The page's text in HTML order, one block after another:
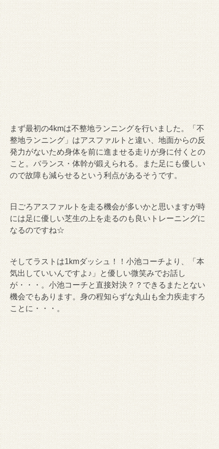
まず最初の4kmは不整地ランニングを行いました。「不
整地ランニング」はアスファルトと違い、地面からの反
発力がないため身体を前に進ませる走りが身に付くとの
こと。バランス・体幹が鍛えられる。また足にも優しい
ので故障も減らせるという利点があるそうです。
日ごろアスファルトを走る機会が多いかと思いますが時
には足に優しい芝生の上を走るのも良いトレーニングに
なるのですね☆
そしてラストは1kmダッシュ！！小池コーチより、「本
気出していいんですよ♪」と優しい微笑みでお話し
が・・・。小池コーチと直接対決？？できるまたとない
機会でもあります。身の程知らずな丸山も全力疾走すろ
ことに・・・。